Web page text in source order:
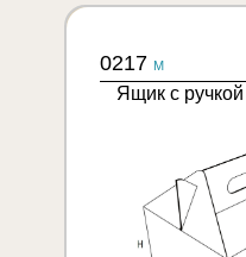
0217 M
Ящик с